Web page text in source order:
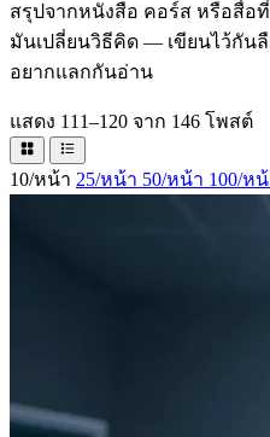
สรุปจากหนังสือ คอร์ส หรือสื่อ
มันเปลี่ยนวิธีคิด — เขียนไว้กัน
อยากแลกกันอ่าน
แสดง 111–120 จาก 146 โพสต์
10/หน้า 25/หน้า 50/หน้า 100/ห